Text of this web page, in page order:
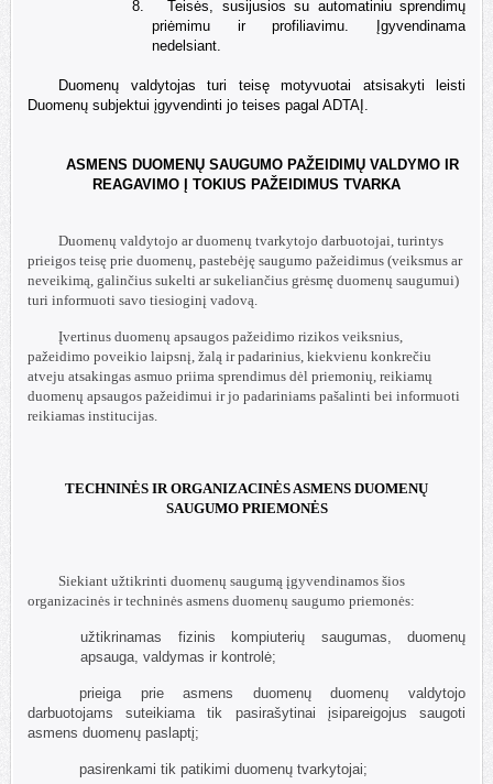
8.
Teisės, susijusios su automatiniu sprendimų
priėmimu ir profiliavimu. Įgyvendinama
nedelsiant.
Duomenų valdytojas turi teisę motyvuotai atsisakyti leisti
Duomenų subjektui įgyvendinti jo teises pagal ADTAĮ.
ASMENS DUOMENŲ SAUGUMO PAŽEIDIMŲ VALDYMO IR
REAGAVIMO Į TOKIUS PAŽEIDIMUS TVARKA
Duomenų valdytojo ar duomenų tvarkytojo darbuotojai, turintys
prieigos teisę prie duomenų, pastebėję saugumo pažeidimus (veiksmus ar
neveikimą, galinčius sukelti ar sukeliančius grėsmę duomenų saugumui)
turi informuoti savo tiesioginį vadovą.
Įvertinus duomenų apsaugos pažeidimo rizikos veiksnius,
pažeidimo poveikio laipsnį, žalą ir padarinius, kiekvienu konkrečiu
atveju atsakingas asmuo priima sprendimus dėl priemonių, reikiamų
duomenų apsaugos pažeidimui ir jo padariniams pašalinti bei informuoti
reikiamas institucijas.
TECHNINĖS IR ORGANIZACINĖS ASMENS DUOMENŲ
SAUGUMO PRIEMONĖS
Siekiant užtikrinti duomenų saugumą įgyvendinamos šios
organizacinės ir techninės asmens duomenų saugumo priemonės:
užtikrinamas fizinis kompiuterių saugumas, duomenų
apsauga, valdymas ir kontrolė;
prieiga prie asmens duomenų duomenų valdytojo
darbuotojams suteikiama tik pasirašytinai įsipareigojus saugoti
asmens duomenų paslaptį;
pasirenkami tik patikimi duomenų tvarkytojai;